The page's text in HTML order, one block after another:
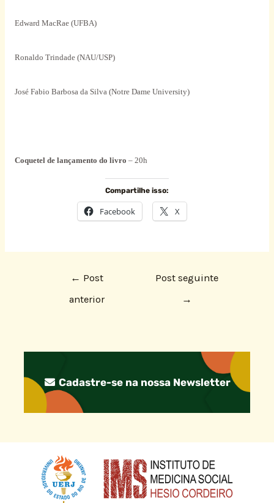
Edward MacRae (UFBA)
Ronaldo Trindade (NAU/USP)
José Fabio Barbosa da Silva (Notre Dame University)
Coquetel de lançamento do livro – 20h
Compartilhe isso:
Facebook X
← Post
anterior
Post seguinte
→
Cadastre-se na nossa Newsletter